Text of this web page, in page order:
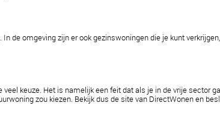
de omgeving zijn er ook gezinswoningen die je kunt
keuze. Het is namelijk een feit dat als je in de vrije sector
zou kiezen. Bekijk dus de site van DirectWonen en